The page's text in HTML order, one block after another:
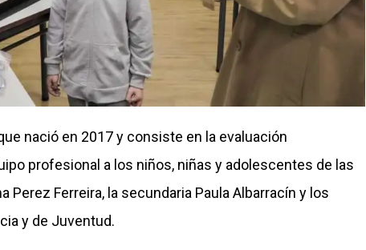
nació en 2017 y consiste en la evaluación
profesional a los niños, niñas y adolescentes de las
Perez Ferreira, la secundaria Paula Albarracín y los
y de Juventud.